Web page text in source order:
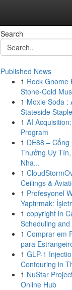
Search
Published News
1 Rock Gnome
Stone-Cold
1 Moxie Soda :
Stateside Staple
1 AI
Program
1 DE88 –
Thưởng Uy
Nha...
1
Ceilings &
1 Profesyonel
Yaptırmak:
1 copyright in
Scheduling
1 Comprar em
para
1 GLP-1
Contouring in
1 NuStar
Online Hub